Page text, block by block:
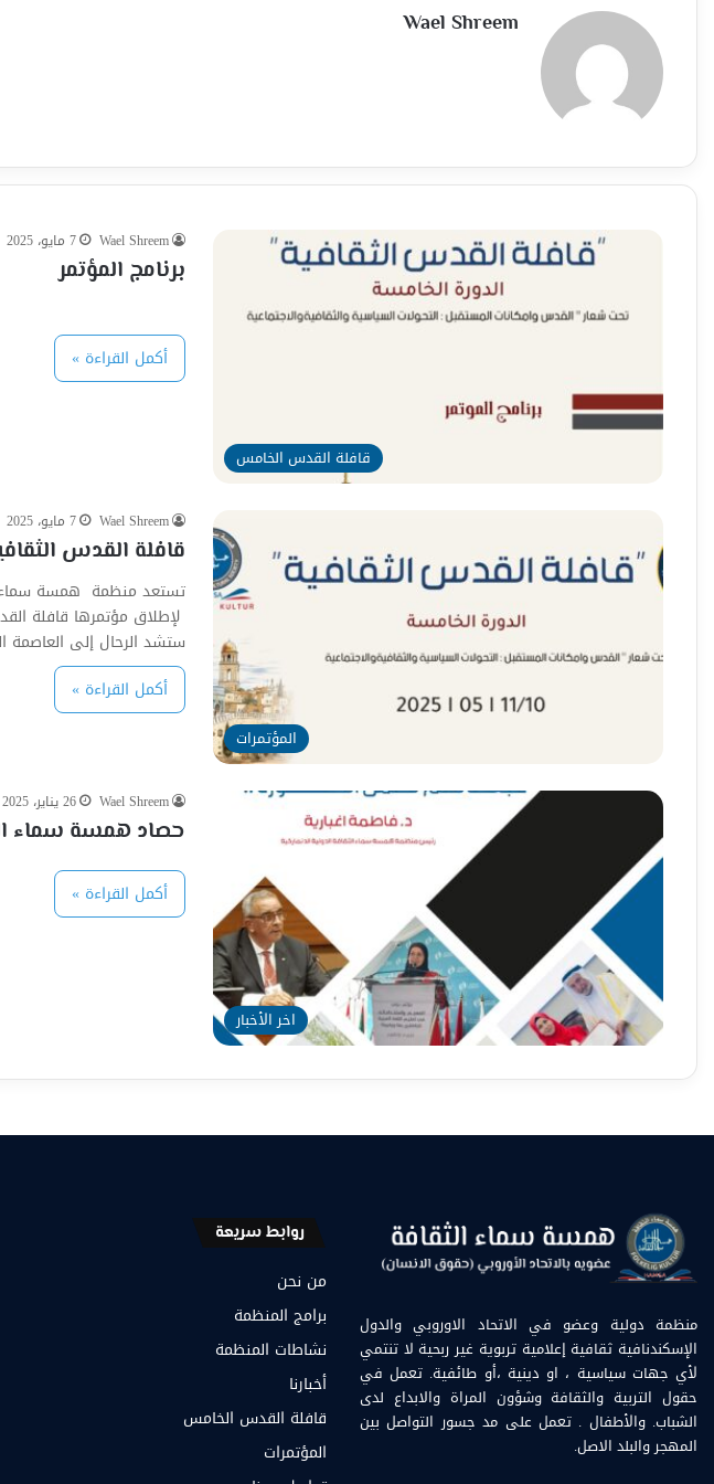
Wael Shreem
قافلة القدس الخامس
Wael Shreem 7 مايو، 2025
برنامج المؤتمر
أكمل القراءة »
المؤتمرات
Wael Shreem 7 مايو، 2025
قافلة القدس الثقافية
تستعد منظمة همسة سماء
لإطلاق مؤتمرها قافلة
ستشد الرحال إلى العاصمة
أكمل القراءة »
اخر الأخبار
Wael Shreem 26 يناير، 2025
حصاد همسة سماء
أكمل القراءة »
منظمة دولية وعضو في الاتحاد الاوروبي والدول
الإسكندنافية ثقافية إعلامية تربوية غير ربحية لا تنتمي
لأي جهات سياسية ، او دينية ،أو طائفية. تعمل في
حقول التربية والثقافة وشؤون المراة والابداع لدى
الشباب. والأطفال . تعمل على مد جسور التواصل بين
المهجر والبلد الاصل.
روابط سريعة
من نحن
برامج المنظمة
نشاطات المنظمة
أخبارنا
قافلة القدس الخامس
المؤتمرات